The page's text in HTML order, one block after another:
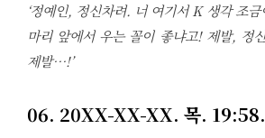
‘정예인, 정신차려. 너 여기서 K 생각 조
마리 앞에서 우는 꼴이 좋냐고! 제발, 정
제발…!’
06. 20XX-XX-XX. 목. 19:58.